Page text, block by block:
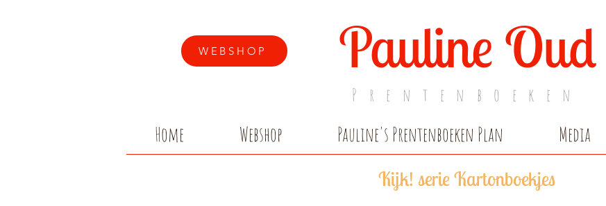
Pauline Oud
WEBSHOP
Prentenboeken
Home Webshop Pauline's Prentenboeken Plan Media
Kijk! serie Kartonboekjes